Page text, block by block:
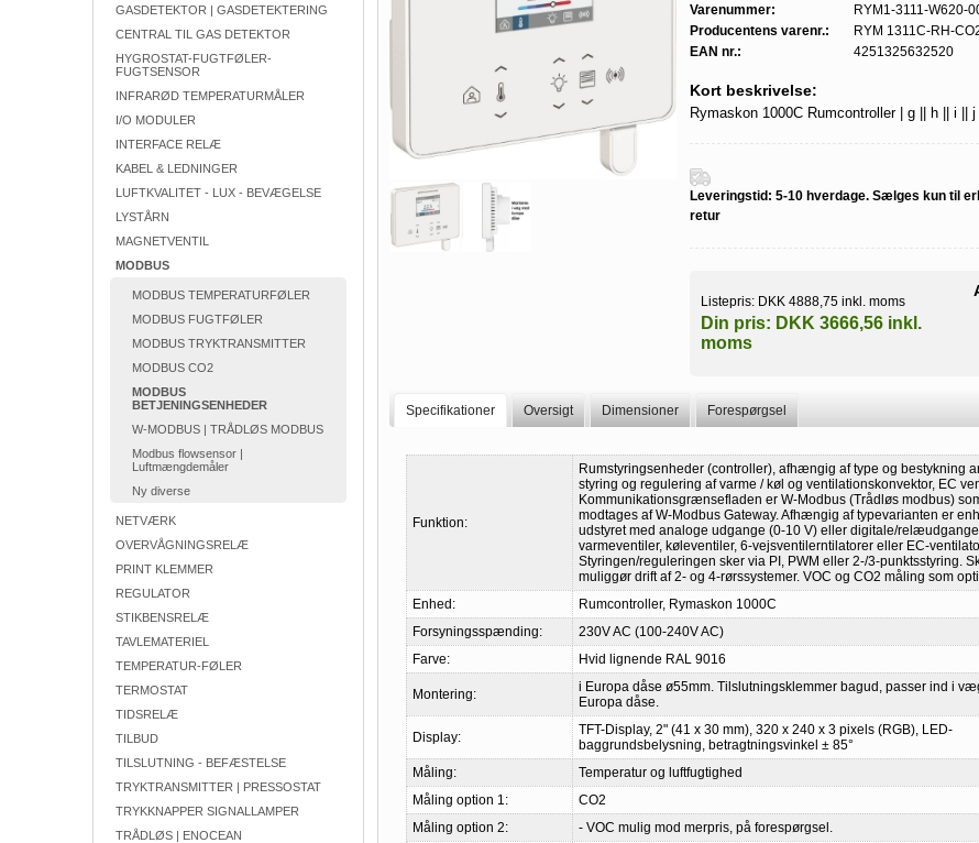
GASDETEKTOR | GASDETEKTERING
CENTRAL TIL GAS DETEKTOR
HYGROSTAT-FUGTFØLER-
FUGTSENSOR
INFRARØD TEMPERATURMÅLER
I/O MODULER
INTERFACE RELÆ
KABEL & LEDNINGER
LUFTKVALITET - LUX - BEVÆGELSE
LYSTÅRN
MAGNETVENTIL
MODBUS
MODBUS TEMPERATURFØLER
MODBUS FUGTFØLER
MODBUS TRYKTRANSMITTER
MODBUS CO2
MODBUS
BETJENINGSENHEDER
W-MODBUS | TRÅDLØS MODBUS
Modbus flowsensor |
Luftmængdemåler
Ny diverse
NETVÆRK
OVERVÅGNINGSRELÆ
PRINT KLEMMER
REGULATOR
STIKBENSRELÆ
TAVLEMATERIEL
TEMPERATUR-FØLER
TERMOSTAT
TIDSRELÆ
TILBUD
TILSLUTNING - BEFÆSTELSE
TRYKTRANSMITTER | PRESSOSTAT
TRYKKNAPPER SIGNALLAMPER
TRÅDLØS | ENOCEAN
Varenummer:
RYM1-3111-W620-
Producentens varenr.:
RYM 1311C-RH-
EAN nr.:
4251325632520
Kort beskrivelse:
Rymaskon 1000C Rumcontroller | g || h || i || j
Leveringstid: 5-10 hverdage. Sælges kun til
retur
Listepris: DKK 4888,75 inkl. moms
Din pris: DKK 3666,56 inkl.
moms
Specifikationer Oversigt Dimensioner Forespørgsel
Funktion:
Rumstyringsenheder (controller), afhængig af type og bestykning
styring og regulering af varme / køl og ventilationskonvektor, EC
Kommunikationsgrænsefladen er W-Modbus (Trådløs modbus)
modtages af W-Modbus Gateway. Afhængig af typevarianten er
udstyret med analoge udgange (0-10 V) eller digitale/
varmeventiler, køleventiler, 6-vejsventilerntilatorer eller EC-
Styringen/reguleringen sker via PI, PWM eller 2-/3-punktsstyring.
muliggør drift af 2- og 4-rørssystemer. VOC og CO2 måling som
Enhed:
Rumcontroller, Rymaskon 1000C
Forsyningsspænding:
230V AC (100-240V AC)
Farve:
Hvid lignende RAL 9016
Montering:
i Europa dåse ø55mm. Tilslutningsklemmer bagud, passer ind i
Europa dåse.
Display:
TFT-Display, 2" (41 x 30 mm), 320 x 240 x 3 pixels (RGB), LED-
baggrundsbelysning, betragtningsvinkel ± 85°
Måling:
Temperatur og luftfugtighed
Måling option 1:
CO2
Måling option 2:
- VOC mulig mod merpris, på forespørgsel.